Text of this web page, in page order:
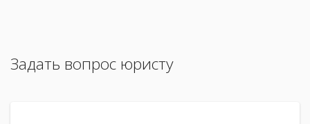
Задать вопрос юристу